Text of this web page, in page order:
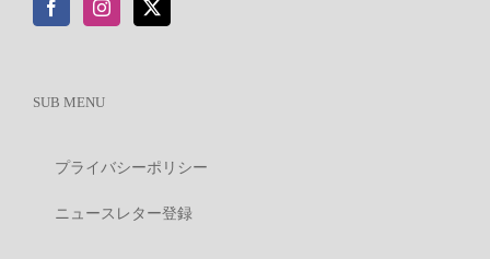
SUB MENU
プライバシーポリシー
ニュースレター登録